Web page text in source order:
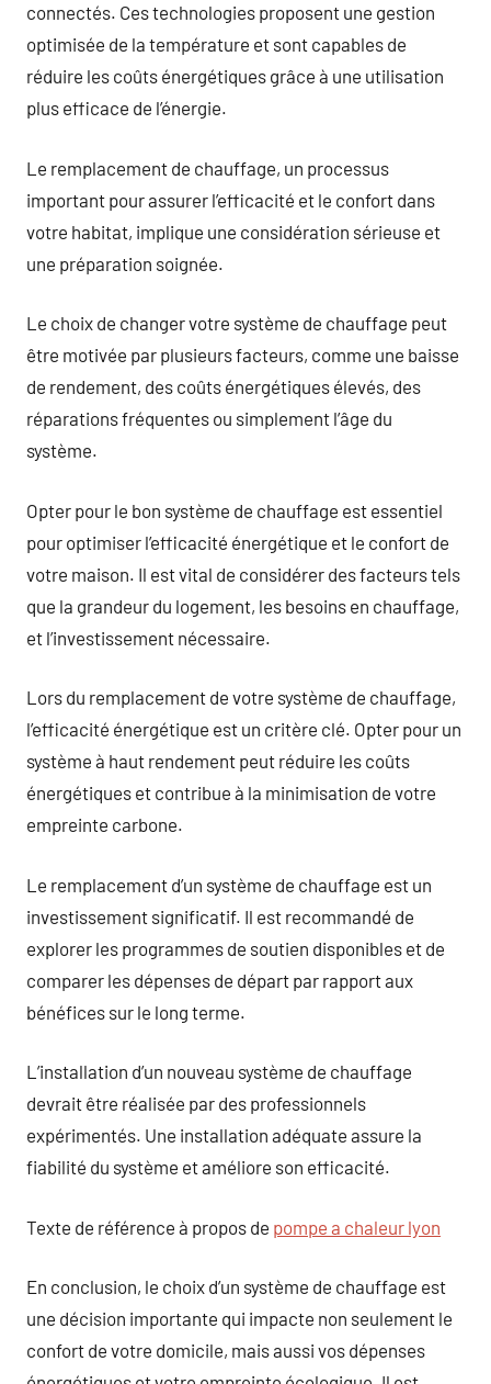
connectés. Ces technologies proposent une gestion
optimisée de la température et sont capables de
réduire les coûts énergétiques grâce à une utilisation
plus efficace de l’énergie.
Le remplacement de chauffage, un processus
important pour assurer l’efficacité et le confort dans
votre habitat, implique une considération sérieuse et
une préparation soignée.
Le choix de changer votre système de chauffage peut
être motivée par plusieurs facteurs, comme une baisse
de rendement, des coûts énergétiques élevés, des
réparations fréquentes ou simplement l’âge du
système.
Opter pour le bon système de chauffage est essentiel
pour optimiser l’efficacité énergétique et le confort de
votre maison. Il est vital de considérer des facteurs tels
que la grandeur du logement, les besoins en chauffage,
et l’investissement nécessaire.
Lors du remplacement de votre système de chauffage,
l’efficacité énergétique est un critère clé. Opter pour un
système à haut rendement peut réduire les coûts
énergétiques et contribue à la minimisation de votre
empreinte carbone.
Le remplacement d’un système de chauffage est un
investissement significatif. Il est recommandé de
explorer les programmes de soutien disponibles et de
comparer les dépenses de départ par rapport aux
bénéfices sur le long terme.
L’installation d’un nouveau système de chauffage
devrait être réalisée par des professionnels
expérimentés. Une installation adéquate assure la
fiabilité du système et améliore son efficacité.
Texte de référence à propos de pompe a chaleur lyon
En conclusion, le choix d’un système de chauffage est
une décision importante qui impacte non seulement le
confort de votre domicile, mais aussi vos dépenses